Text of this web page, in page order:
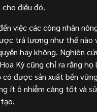
điều đó.
việc các công nhân
trả lương như thế nào
hay không. Nghiên
Kỳ cũng chỉ ra rằng họ
được sản xuất bền
ít ô nhiễm càng tốt và